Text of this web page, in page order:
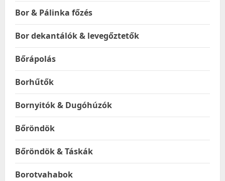
Bor & Pálinka főzés
Bor dekantálók & levegőztetők
Bőrápolás
Borhűtők
Bornyitók & Dugóhúzók
Bőröndök
Bőröndök & Táskák
Borotvahabok